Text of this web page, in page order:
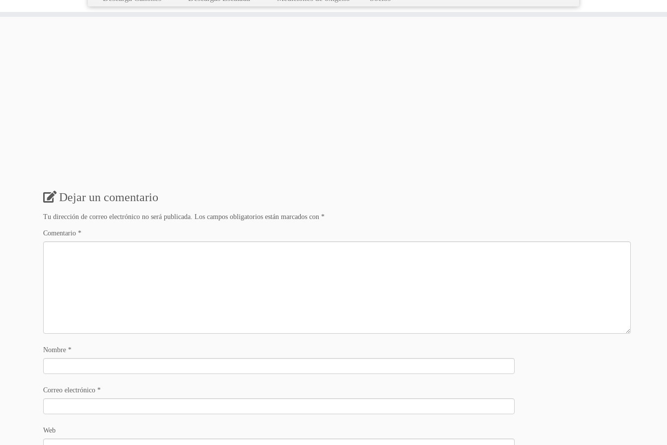
Dejar un comentario
Tu dirección de correo electrónico no será publicada. Los campos obligatorios están marcados con *
Comentario *
Nombre *
Correo electrónico *
Web